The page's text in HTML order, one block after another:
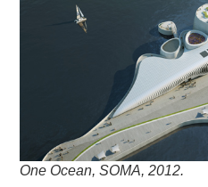
One Ocean, SOMA, 2012.